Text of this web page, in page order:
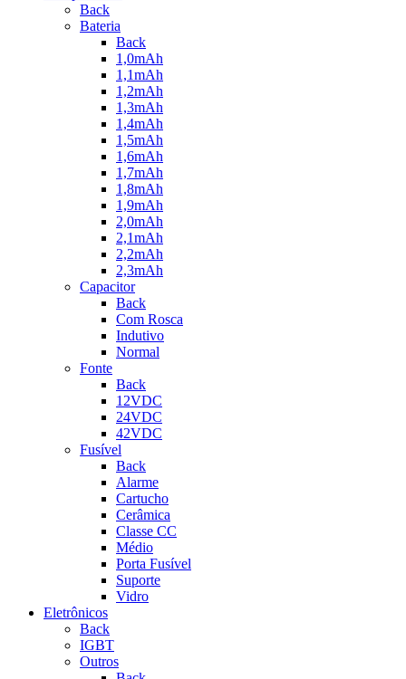
Back
Bateria
Back
1,0mAh
1,1mAh
1,2mAh
1,3mAh
1,4mAh
1,5mAh
1,6mAh
1,7mAh
1,8mAh
1,9mAh
2,0mAh
2,1mAh
2,2mAh
2,3mAh
Capacitor
Back
Com Rosca
Indutivo
Normal
Fonte
Back
12VDC
24VDC
42VDC
Fusível
Back
Alarme
Cartucho
Cerâmica
Classe CC
Médio
Porta Fusível
Suporte
Vidro
Eletrônicos
Back
IGBT
Outros